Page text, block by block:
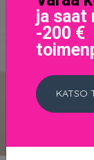
ja saat
-200 €
KATSO